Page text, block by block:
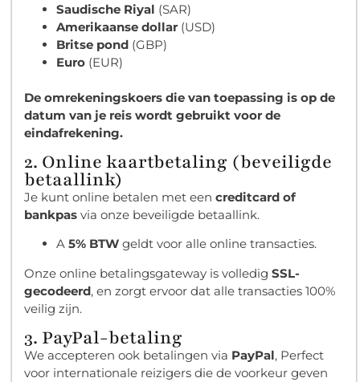
Saudische Riyal (SAR)
Amerikaanse dollar (USD)
Britse pond (GBP)
Euro (EUR)
De omrekeningskoers die van toepassing is op de
datum van je reis wordt gebruikt voor de
eindafrekening.
2. Online kaartbetaling (beveiligde
betaallink)
Je kunt online betalen met een creditcard of
bankpas via onze beveiligde betaallink.
A 5% BTW geldt voor alle online transacties.
Onze online betalingsgateway is volledig SSL-
gecodeerd, en zorgt ervoor dat alle transacties 100%
veilig zijn.
3. PayPal-betaling
We accepteren ook betalingen via PayPal, Perfect
voor internationale reizigers die de voorkeur geven